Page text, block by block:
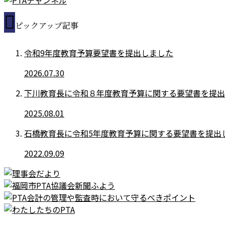
ピックアップ記事
令和9年度教育予算要望書を提出しました
2026.07.30
下川教育長に令和８年度教育予算に関する要望書を提
2025.08.01
石橋教育長に令和5年度教育予算に関する要望書を提出
2022.09.09